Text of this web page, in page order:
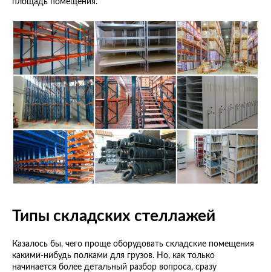
площадь помещения.
Типы складских стеллажей
Казалось бы, чего проще оборудовать складские помещения
какими-нибудь полками для грузов. Но, как только
начинается более детальный разбор вопроса, сразу